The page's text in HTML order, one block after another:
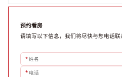
款。选址是综合性战略决策，旨在让办公
预约看房
请填写以下信息，我们将尽快与您电话联
*姓名
* 电话